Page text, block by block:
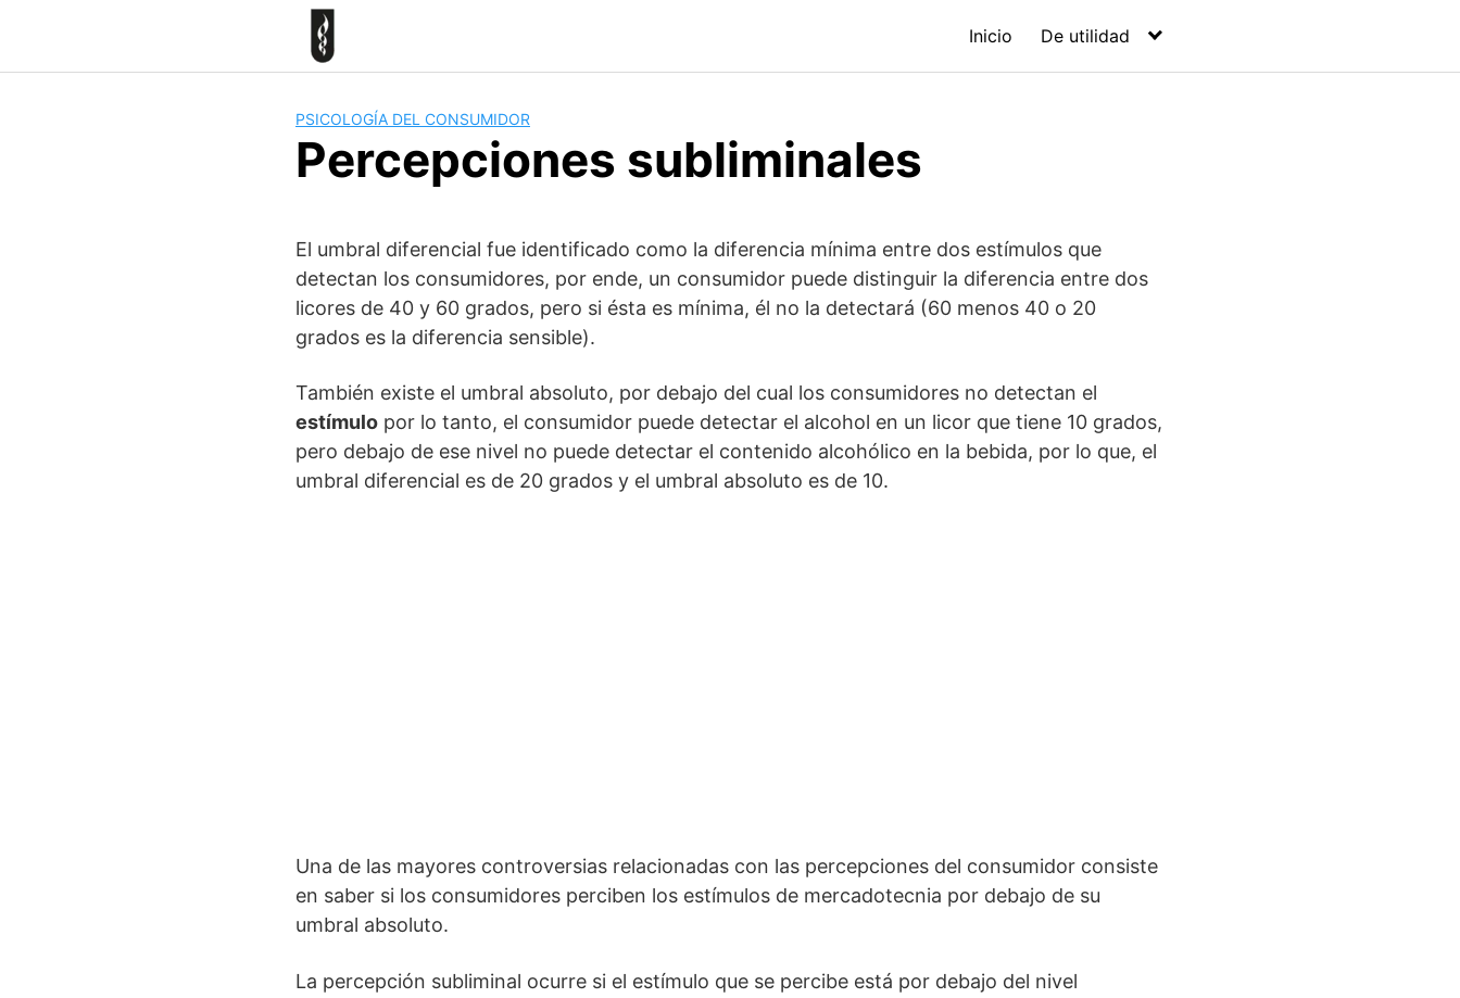
Inicio De utilidad
PSICOLOGÍA DEL CONSUMIDOR
Percepciones subliminales
El umbral diferencial fue identificado como la diferencia mínima entre dos estímulos que
detectan los consumidores, por ende, un consumidor puede distinguir la diferencia entre dos
licores de 40 y 60 grados, pero si ésta es mínima, él no la detectará (60 menos 40 o 20
grados es la diferencia sensible).
También existe el umbral absoluto, por debajo del cual los consumidores no detectan el
estímulo por lo tanto, el consumidor puede detectar el alcohol en un licor que tiene 10 grados,
pero debajo de ese nivel no puede detectar el contenido alcohólico en la bebida, por lo que, el
umbral diferencial es de 20 grados y el umbral absoluto es de 10.
Una de las mayores controversias relacionadas con las percepciones del consumidor consiste
en saber si los consumidores perciben los estímulos de mercadotecnia por debajo de su
umbral absoluto.
La percepción subliminal ocurre si el estímulo que se percibe está por debajo del nivel